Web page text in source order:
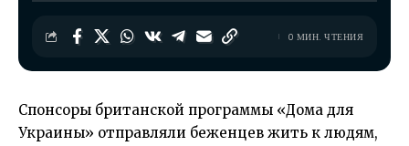
0 МИН. ЧТЕНИЯ
Спонсоры британской программы «Дома для
Украины» отправляли беженцев жить к людям,